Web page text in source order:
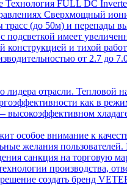
FULL DC
Сверхмощный
(до 50м) и
имеет
и тихой
от 2.7 до
отрасли.
как в
особое внимание к
желания
санкция на торговую
производства,
создать бренд